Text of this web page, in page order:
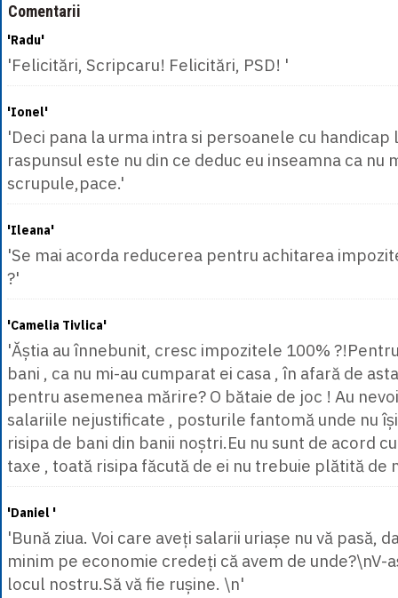
Comentarii
'Radu'
'Felicitări, Scripcaru! Felicitări, PSD! '
'Ionel'
'Deci pana la urma intra si persoanele cu handicap
raspunsul este nu din ce deduc eu inseamna ca nu
scrupule,pace.'
'Ileana'
'Se mai acorda reducerea pentru achitarea
?'
'Camelia Tivlica'
'Ăștia au înnebunit, cresc impozitele 100%
bani , ca nu mi-au cumparat ei casa , în afară de
pentru asemenea mărire? O bătaie de joc ! Au
salariile nejustificate , posturile fantomă unde nu
risipa de bani din banii noștri.Eu nu sunt de acord
taxe , toată risipa făcută de ei nu trebuie plătită de
'Daniel '
'Bună ziua. Voi care aveți salarii uriașe nu vă pasă,
minim pe economie credeți că avem de unde?\nV-
locul nostru.Să vă fie rușine. \n'